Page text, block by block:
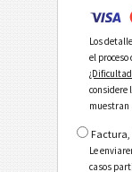
Los
el
considere
muestran
Le
casos